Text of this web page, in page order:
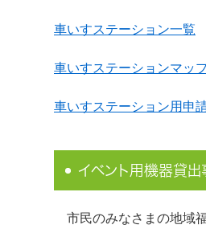
車いすステーション一覧
車いすステーションマッ
車いすステーション用申
イベント用機器貸出
市民のみなさまの地域